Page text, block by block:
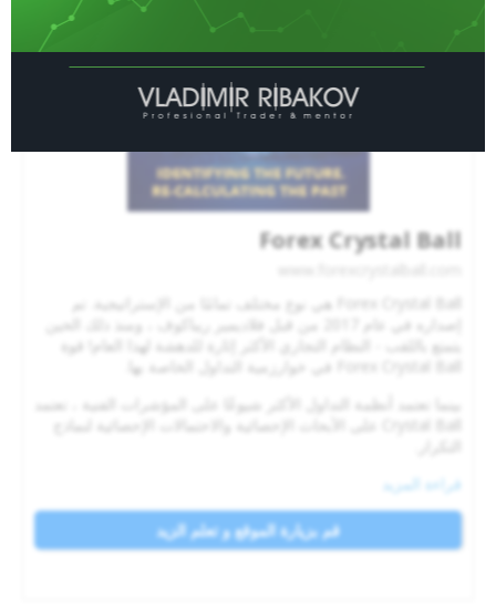
Forex Crystal Ball
Forex Crystal Ball هي نوع مختلف تمامًا من الإستراتيجية. تم
إصداره في عام 2017 من قبل فلاديمير ريباكوف ، ومنذ ذلك الحين
يتمتع باللقب - النظام التجاري الأكثر إثارة للدهشة لهذا العام! قوة
Forex Crystal Ball في خوارزمية التداول الخاصة بها.
بينما تعتمد أنظمة التداول الأكثر شيوعًا على المؤشرات الفنية ، تعتمد
Crystal Ball على الأبحاث الإحصائية والاحتمالات الإحصائية لنماذج
قراءة المزيد
قم بزيارة الموقع و تعلم الزيد